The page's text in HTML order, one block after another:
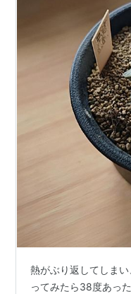
熱がぶり返してしま
ってみたら38度あっ